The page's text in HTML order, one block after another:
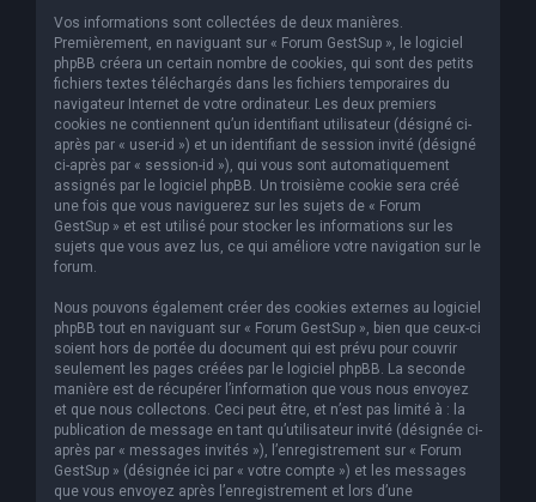
Vos informations sont collectées de deux manières.
Premièrement, en naviguant sur « Forum GestSup », le logiciel
phpBB créera un certain nombre de cookies, qui sont des petits
fichiers textes téléchargés dans les fichiers temporaires du
navigateur Internet de votre ordinateur. Les deux premiers
cookies ne contiennent qu’un identifiant utilisateur (désigné ci-
après par « user-id ») et un identifiant de session invité (désigné
ci-après par « session-id »), qui vous sont automatiquement
assignés par le logiciel phpBB. Un troisième cookie sera créé
une fois que vous naviguerez sur les sujets de « Forum
GestSup » et est utilisé pour stocker les informations sur les
sujets que vous avez lus, ce qui améliore votre navigation sur le
forum.
Nous pouvons également créer des cookies externes au logiciel
phpBB tout en naviguant sur « Forum GestSup », bien que ceux-ci
soient hors de portée du document qui est prévu pour couvrir
seulement les pages créées par le logiciel phpBB. La seconde
manière est de récupérer l’information que vous nous envoyez
et que nous collectons. Ceci peut être, et n’est pas limité à : la
publication de message en tant qu’utilisateur invité (désignée ci-
après par « messages invités »), l’enregistrement sur « Forum
GestSup » (désignée ici par « votre compte ») et les messages
que vous envoyez après l’enregistrement et lors d’une